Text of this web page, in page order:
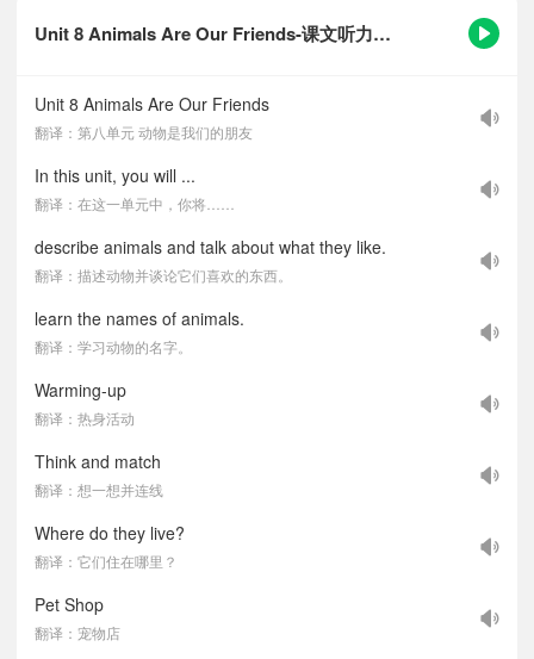
Unit 8 Animals Are Our Friends-课文听力音频
Unit 8 Animals Are Our Friends
翻译：第八单元 动物是我们的朋友
In this unit, you will ...
翻译：在这一单元中，你将……
describe animals and talk about what they like.
翻译：描述动物并谈论它们喜欢的东西。
learn the names of animals.
翻译：学习动物的名字。
Warming-up
翻译：热身活动
Think and match
翻译：想一想并连线
Where do they live?
翻译：它们住在哪里？
Pet Shop
翻译：宠物店